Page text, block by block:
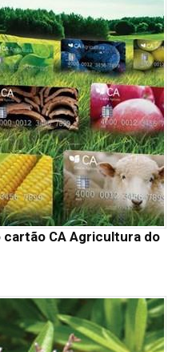
cartão CA Agricultura do